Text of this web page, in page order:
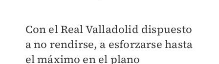
Con el Real Valladolid dispuesto
a no rendirse, a esforzarse hasta
el máximo en el plano